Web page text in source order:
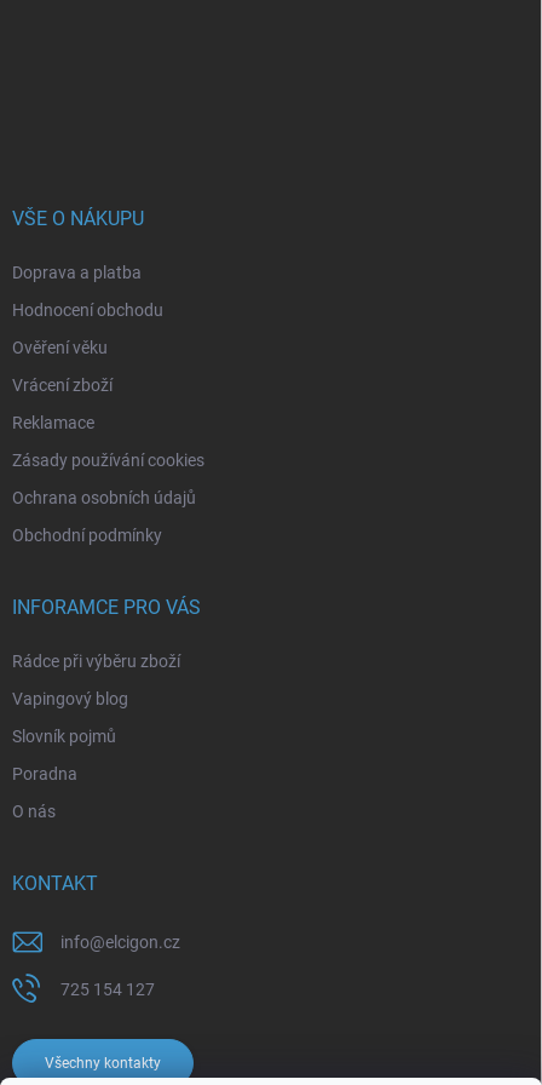
VŠE O NÁKUPU
Doprava a platba
Hodnocení obchodu
Ověření věku
Vrácení zboží
Reklamace
Zásady používání cookies
Ochrana osobních údajů
Obchodní podmínky
INFORAMCE PRO VÁS
Rádce při výběru zboží
Vapingový blog
Slovník pojmů
Poradna
O nás
KONTAKT
info@elcigon.cz
725 154 127
Všechny kontakty